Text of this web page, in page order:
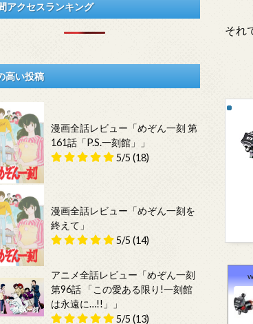
それ
アクセスランキング
高い投稿
漫画全話レビュー「めぞん一刻 第
161話「P.S.一刻館」」
5/5 (18)
漫画全話レビュー「めぞん一刻を
終えて」
5/5 (14)
アニメ全話レビュー「めぞん一刻
第96話 「この愛ある限り!一刻館
は永遠に…!!」」
5/5 (13)